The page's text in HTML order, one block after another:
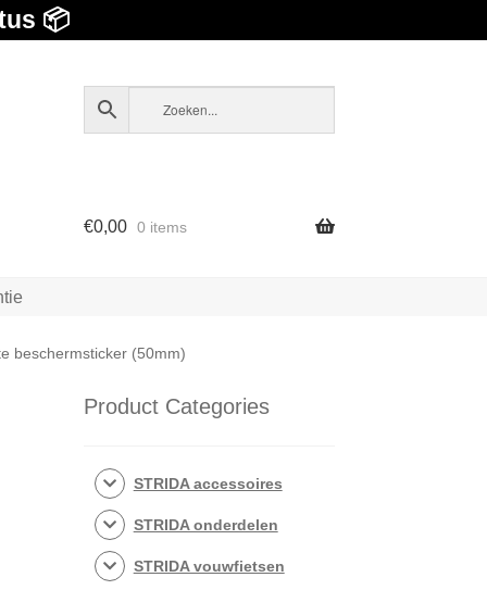
📦
€0,00 0 items
beschermsticker (50mm)
Product Categories
STRIDA accessoires
STRIDA onderdelen
STRIDA vouwfietsen